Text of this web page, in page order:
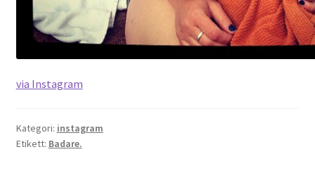
via Instagram
Kategori: instagram
Etikett: Badare.